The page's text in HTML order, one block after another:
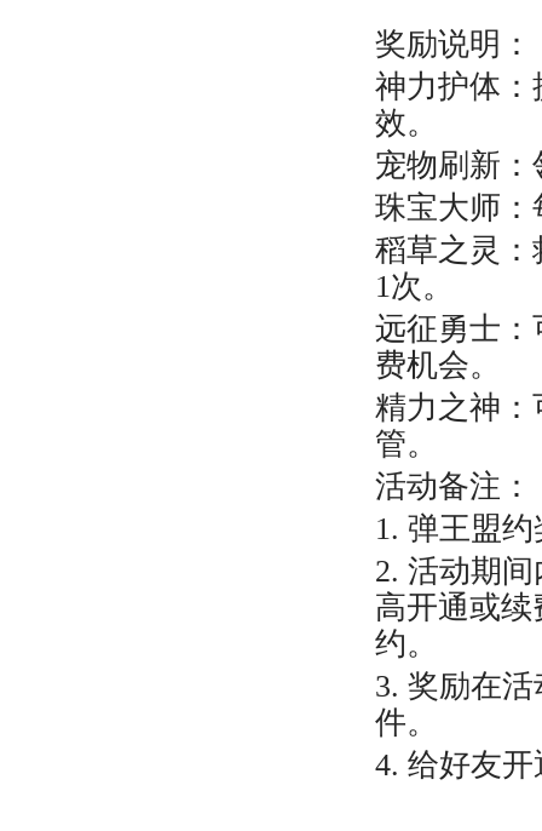
奖励说明：
神力护体：
效。
宠物刷新
珠宝大师：
稻草之灵：
1次。
远征勇士：
费机会。
精力之神
管。
活动备注：
1. 弹王盟
2. 活动期
高开通或
约。
3. 奖励在
件。
4. 给好友